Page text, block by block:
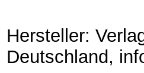
Hersteller:
Deutschland,